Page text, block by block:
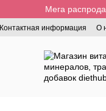
Мега
Контактная информация О